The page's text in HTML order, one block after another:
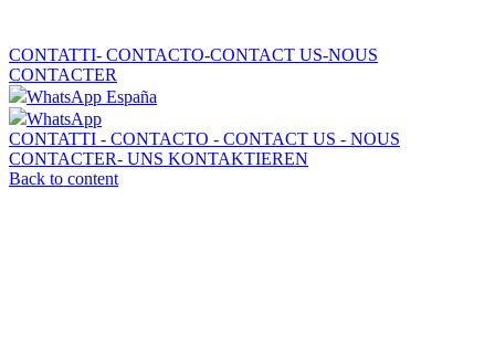
CONTATTI- CONTACTO-CONTACT US-NOUS
CONTACTER
WhatsApp España
WhatsApp
CONTATTI - CONTACTO - CONTACT US - NOUS
CONTACTER- UNS KONTAKTIEREN
Back to content